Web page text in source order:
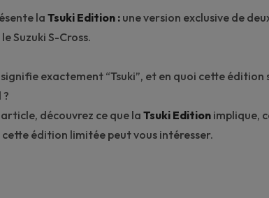
la Tsuki Edition : une version exclusive de
Suzuki S-Cross.
signifie exactement “Tsuki”, et en quoi cette
découvrez ce que la Tsuki Edition implique,
édition limitée peut vous intéresser.